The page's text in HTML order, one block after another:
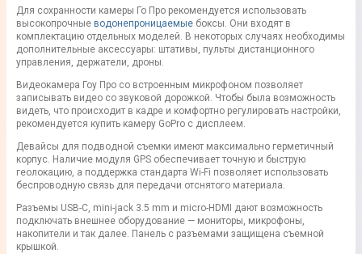
Для сохранности камеры Го Про рекомендуется использовать
высокопрочные водонепроницаемые боксы. Они входят в
комплектацию отдельных моделей. В некоторых случаях необходимы
дополнительные аксессуары: штативы, пульты дистанционного
управления, держатели, дроны.
Видеокамера Гоу Про со встроенным микрофоном позволяет
записывать видео со звуковой дорожкой. Чтобы была возможность
видеть, что происходит в кадре и комфортно регулировать настройки,
рекомендуется купить камеру GoPro с дисплеем.
Девайсы для подводной съемки имеют максимально герметичный
корпус. Наличие модуля GPS обеспечивает точную и быструю
геолокацию, а поддержка стандарта Wi-Fi позволяет использовать
беспроводную связь для передачи отснятого материала.
Разъемы USB-C, mini-jack 3.5 mm и micro-HDMI дают возможность
подключать внешнее оборудование — мониторы, микрофоны,
накопители и так далее. Панель с разъемами защищена съемной
крышкой.